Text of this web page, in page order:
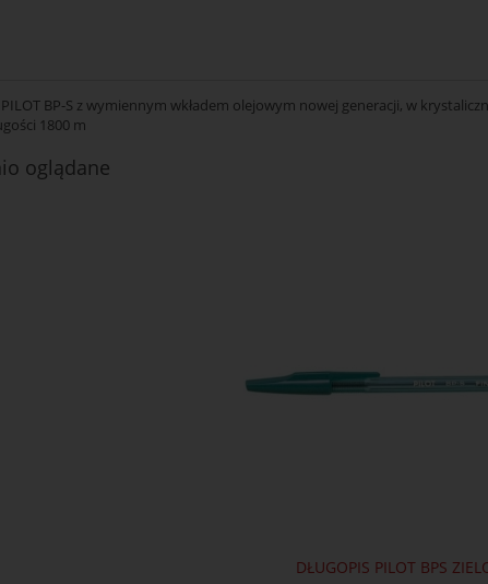
PILOT BP-S z wymiennym wkładem olejowym nowej generacji, w
1800 m
oglądane
DŁUGOPIS PILOT BPS